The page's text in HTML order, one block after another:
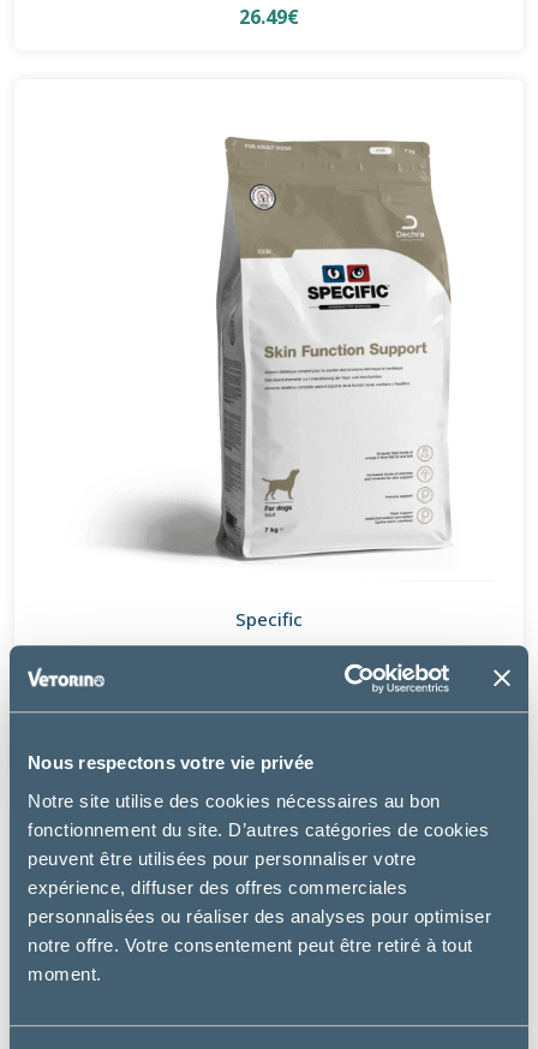
Nous respectons votre vie privée
Notre site utilise des cookies nécessaires au bon
fonctionnement du site. D’autres catégories de cookies
peuvent être utilisées pour personnaliser votre
expérience, diffuser des offres commerciales
personnalisées ou réaliser des analyses pour optimiser
notre offre. Votre consentement peut être retiré à tout
moment.
26.49€
Specific
COD SKIN FUNCTION SUPPORT – CHIEN
à partir de